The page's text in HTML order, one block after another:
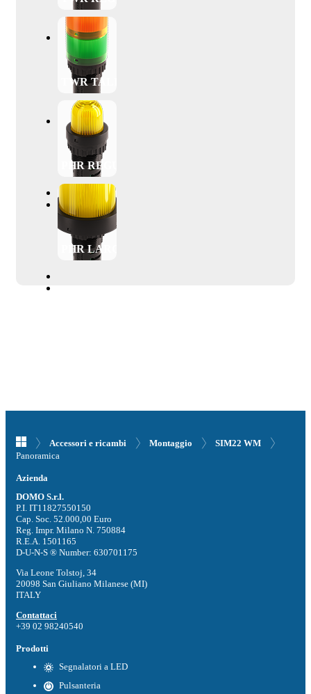
TWR TALL
PHR REGULAR
PHR LARGE
Accessori e ricambi Montaggio
SIM22 WM
Panoramica
Azienda
DOMO S.r.l.
P.I. IT11827550150
Cap. Soc. 52.000,00 Euro
Reg. Impr. Milano N. 750884
R.E.A. 1501165
D-U-N-S ® Number: 630701175
Via Leone Tolstoj, 34
20098 San Giuliano Milanese (MI)
ITALY
Contattaci
+39 02 98240540
Prodotti
Segnalatori a LED
Pulsanteria